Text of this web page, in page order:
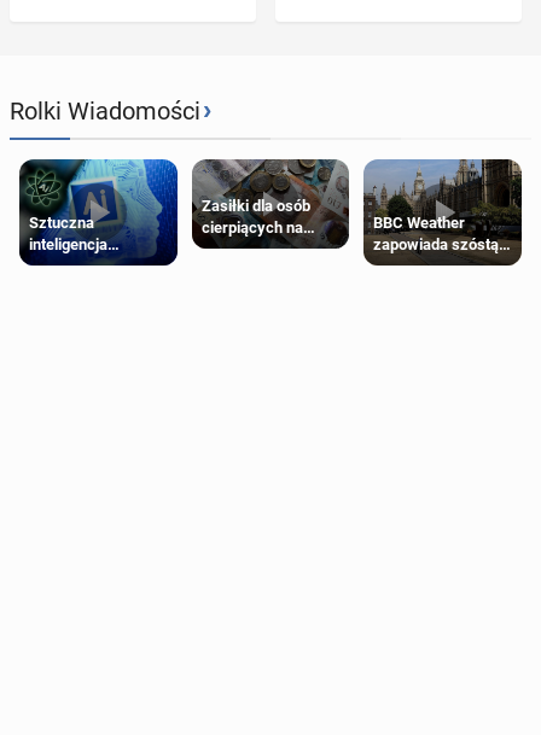
Rolki Wiadomości›
Sztuczna
inteligencja
próbowała oszukać
Zasiłki dla osób
cierpiących na
schorzenia
BBC Weather
zapowiada szóstą
falę upałów w